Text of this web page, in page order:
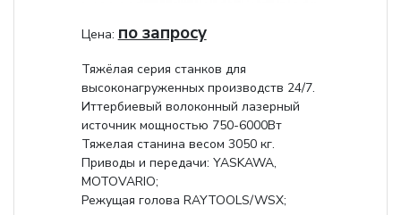
Цена: по запросу
Тяжёлая серия станков для
высоконагруженных производств 24/7.
Иттербиевый волоконный лазерный
источник мощностью 750-6000Вт
Тяжелая станина весом 3050 кг.
Приводы и передачи: YASKAWA,
MOTOVARIO;
Режущая голова RAYTOOLS/WSX;